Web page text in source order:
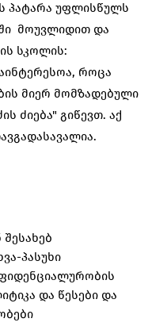
პატარა უფლისწულს
მოუვლიდით და
სკოლის:
როცა
მიერ მომზადებული
ძიება" გიწევთ. აქ
შესახებ
პასუხი
და წესები და